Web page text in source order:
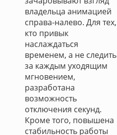
владельца анимацией
справа-налево. Для тех,
кто привык
наслаждаться
временем, а не следить
за каждым уходящим
мгновением,
разработана
возможность
отключения секунд.
Кроме того, повышена
стабильность работы